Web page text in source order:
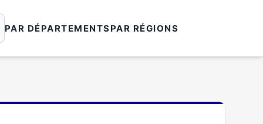
PAR DÉPARTEMENTSPAR RÉGIONS